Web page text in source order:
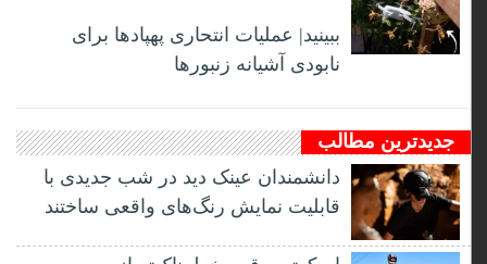
ببینید| عملیات انتحاری پهپادها برای
نابودی آشیانه زنبورها
جدیدترین مطالب
دانشمندان عینک دید در شب جدیدی با
قابلیت نمایش رنگ‌های واقعی ساختند